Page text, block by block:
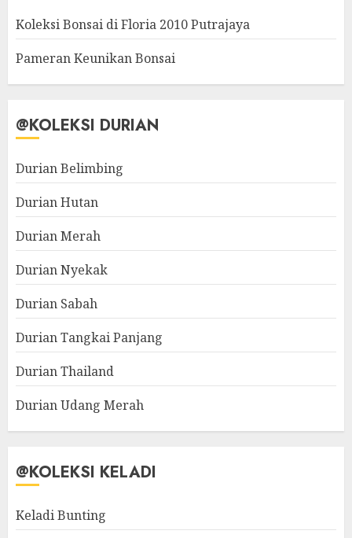
Koleksi Bonsai di Floria 2010 Putrajaya
Pameran Keunikan Bonsai
@KOLEKSI DURIAN
Durian Belimbing
Durian Hutan
Durian Merah
Durian Nyekak
Durian Sabah
Durian Tangkai Panjang
Durian Thailand
Durian Udang Merah
@KOLEKSI KELADI
Keladi Bunting